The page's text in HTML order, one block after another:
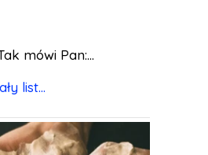
mówi Pan:...
list...